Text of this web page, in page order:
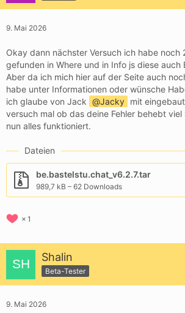
9. Mai 2026
Okay dann nächster Versuch ich habe noch
gefunden in Where und in Info js diese auch
Aber da ich mich hier auf der Seite auch
habe unter Informationen oder wünsche
ich glaube von Jack
Jacky mit
versuch mal ob das deine Fehler behebt viel
nun alles funktioniert.
Dateien
be.bastelstu.chat_v6.2.7.tar
989,7 kB – 62 Downloads
1
Shalin
Beta-Tester
9. Mai 2026